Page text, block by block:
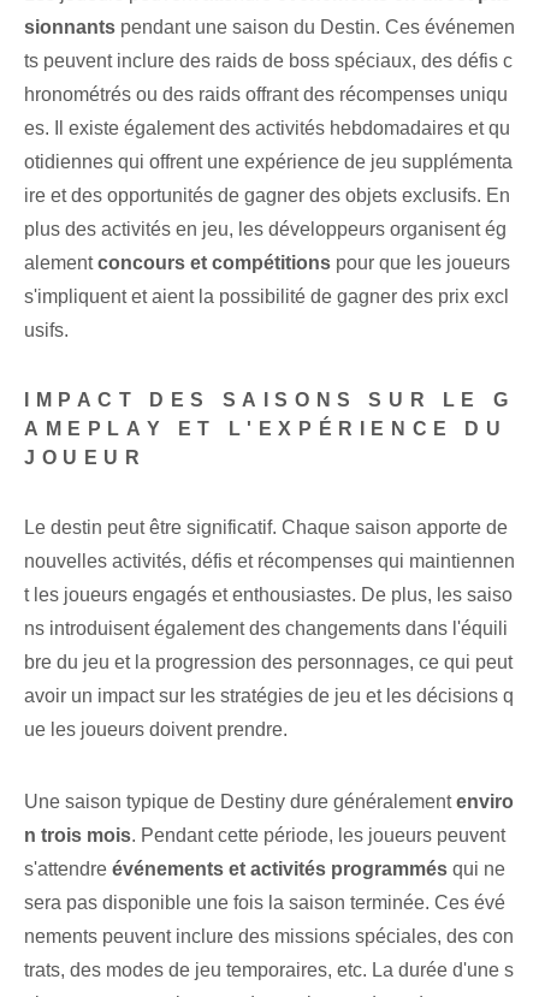
sionnants pendant une saison⁢ du Destin. Ces événemen
ts peuvent inclure des raids de boss spéciaux, des défis c
hronométrés ou des raids offrant des récompenses uniqu
es. Il existe également des activités hebdomadaires et qu
otidiennes qui offrent une expérience de jeu supplémenta
ire et des opportunités de gagner des objets exclusifs. En
plus des activités en jeu, les développeurs organisent ég
alementconcours⁤ et compétitions pour que les joueurs
s'impliquent et aient la possibilité de gagner des prix excl
usifs.
IMPACT DES SAISONS SUR LE G
AMEPLAY ET L'EXPÉRIENCE DU
JOUEUR
Le destin peut être significatif. Chaque saison apporte de
nouvelles activités, défis et récompenses qui maintiennen
t les joueurs engagés et enthousiastes. De plus, les saiso
ns introduisent également des changements dans l'équili
bre du jeu et la progression des personnages, ce qui peut
avoir un impact sur les stratégies de jeu et les décisions q
ue les joueurs doivent prendre.
Une saison typique de Destiny dure généralementenviro
n trois mois. Pendant cette période, les joueurs peuvent
s'attendre événements et activités programmés qui ne
sera pas disponible une fois la saison terminée. Ces évé
nements peuvent inclure des missions spéciales, des con
trats, des modes de jeu temporaires, etc. ‌La durée d'une s